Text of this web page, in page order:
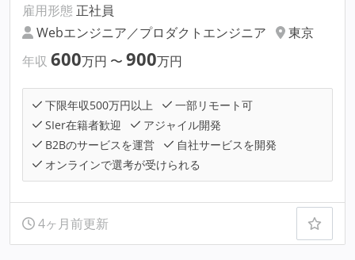
雇用形態 正社員
Webエンジニア／プロダクトエンジニア
東京
年収 600万円 〜 900万円
下限年収500万円以上
一部リモート可
SIer在籍者歓迎
アジャイル開発
B2Bのサービスを運営
自社サービスを開発
オンラインで選考が受けられる
4ヶ月前更新